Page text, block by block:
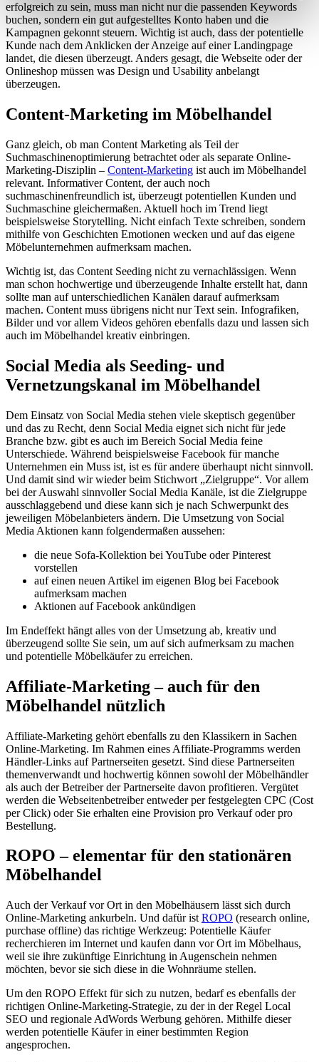
Verwendung unserer Website an unsere Partner für
soziale Medien, Werbung und Analysen weiter. Unsere
Partner führen diese Informationen möglicherweise mit
weiteren Daten zusammen, die Sie ihnen bereitgestellt
haben oder die sie im Rahmen Ihrer Nutzung der Dienste
erfolgreich zu sein, muss man nicht nur die passenden Keywords
buchen, sondern ein gut aufgestelltes Konto haben und die
Kampagnen gekonnt steuern. Wichtig ist auch, dass der potentielle
Kunde nach dem Anklicken der Anzeige auf einer Landingpage
landet, die diesen überzeugt. Anders gesagt, die Webseite oder der
Onlineshop müssen was Design und Usability anbelangt
überzeugen.
Content-Marketing im Möbelhandel
Ganz gleich, ob man Content Marketing als Teil der
Suchmaschinenoptimierung betrachtet oder als separate Online-
Marketing-Disziplin – Content-Marketing ist auch im Möbelhandel
relevant. Informativer Content, der auch noch
suchmaschinenfreundlich ist, überzeugt potentiellen Kunden und
Suchmaschine gleichermaßen. Aktuell hoch im Trend liegt
beispielsweise Storytelling. Nicht einfach Texte schreiben, sondern
mithilfe von Geschichten Emotionen wecken und auf das eigene
Möbelunternehmen aufmerksam machen.
Wichtig ist, das Content Seeding nicht zu vernachlässigen. Wenn
man schon hochwertige und überzeugende Inhalte erstellt hat, dann
sollte man auf unterschiedlichen Kanälen darauf aufmerksam
machen. Content muss übrigens nicht nur Text sein. Infografiken,
Bilder und vor allem Videos gehören ebenfalls dazu und lassen sich
auch im Möbelhandel kreativ einbringen.
Social Media als Seeding- und
Vernetzungskanal im Möbelhandel
Dem Einsatz von Social Media stehen viele skeptisch gegenüber
und das zu Recht, denn Social Media eignet sich nicht für jede
Branche bzw. gibt es auch im Bereich Social Media feine
Unterschiede. Während beispielsweise Facebook für manche
Unternehmen ein Muss ist, ist es für andere überhaupt nicht sinnvoll.
Und damit sind wir wieder beim Stichwort „Zielgruppe“. Vor allem
bei der Auswahl sinnvoller Social Media Kanäle, ist die Zielgruppe
ausschlaggebend und diese kann sich je nach Schwerpunkt des
jeweiligen Möbelanbieters ändern. Die Umsetzung von Social
Media Aktionen kann folgendermaßen aussehen:
die neue Sofa-Kollektion bei YouTube oder Pinterest
vorstellen
auf einen neuen Artikel im eigenen Blog bei Facebook
aufmerksam machen
Aktionen auf Facebook ankündigen
Im Endeffekt hängt alles von der Umsetzung ab, kreativ und
überzeugend sollte Sie sein, um auf sich aufmerksam zu machen
und potentielle Möbelkäufer zu erreichen.
Affiliate-Marketing – auch für den
Möbelhandel nützlich
Affiliate-Marketing gehört ebenfalls zu den Klassikern in Sachen
Online-Marketing. Im Rahmen eines Affiliate-Programms werden
Händler-Links auf Partnerseiten gesetzt. Sind diese Partnerseiten
themenverwandt und hochwertig können sowohl der Möbelhändler
als auch der Betreiber der Partnerseite davon profitieren. Vergütet
werden die Webseitenbetreiber entweder per festgelegten CPC (Cost
per Click) oder Sie erhalten eine Provision pro Verkauf oder pro
Bestellung.
ROPO – elementar für den stationären
Möbelhandel
Auch der Verkauf vor Ort in den Möbelhäusern lässt sich durch
Online-Marketing ankurbeln. Und dafür ist ROPO (research online,
purchase offline) das richtige Werkzeug: Potentielle Käufer
recherchieren im Internet und kaufen dann vor Ort im Möbelhaus,
weil sie ihre zukünftige Einrichtung in Augenschein nehmen
möchten, bevor sie sich diese in die Wohnräume stellen.
Um den ROPO Effekt für sich zu nutzen, bedarf es ebenfalls der
richtigen Online-Marketing-Strategie, zu der in der Regel Local
SEO und regionale AdWords Werbung gehören. Mithilfe dieser
werden potentielle Käufer in einer bestimmten Region
angesprochen.